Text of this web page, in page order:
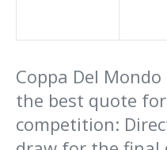
Coppa Del
the best quote
competition: